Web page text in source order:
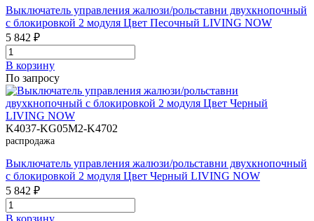
Выключатель управления жалюзи/рольставни двухкнопочный
с блокировкой 2 модуля Цвет Песочный LIVING NOW
5 842 ₽
В корзинy
По запросу
K4037-KG05M2-K4702
распродажа
Выключатель управления жалюзи/рольставни двухкнопочный
с блокировкой 2 модуля Цвет Черный LIVING NOW
5 842 ₽
В корзинy